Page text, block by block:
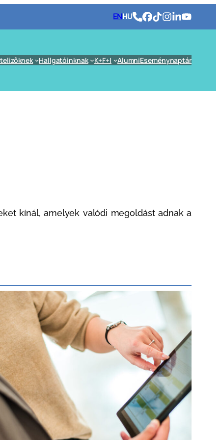
ENHU
Hallgatóinknak K+F+I AlumniEseménynaptár
kínál, amelyek valódi megoldást adnak a